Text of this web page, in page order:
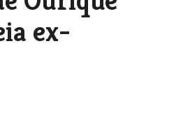
ex-